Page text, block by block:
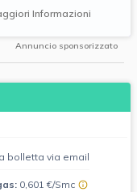
Informazioni
Annuncio sponsorizzato
bolletta via email
0,601 €/Smc